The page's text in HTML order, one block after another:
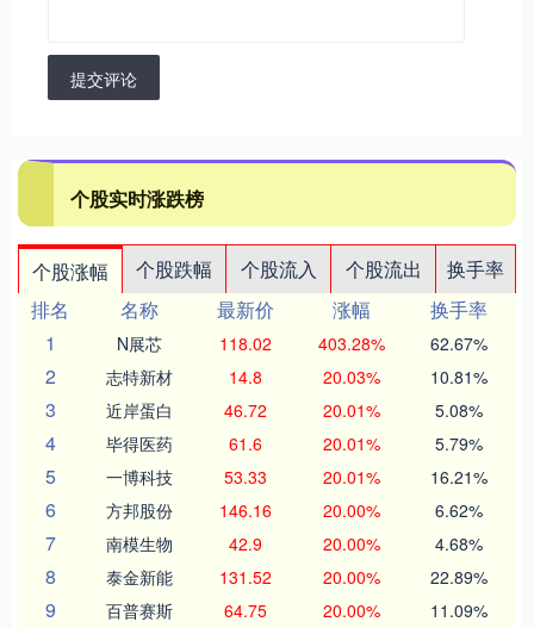
提交评论
个股实时涨跌榜
个股涨幅 个股跌幅 个股流入 个股流出
换手率
排名
名称 最新价 涨幅
换手率
1
N展芯 118.02 403.28% 62.67%
2 志特新材 14.8 20.03% 10.81%
3 近岸蛋白 46.72 20.01% 5.08%
4 毕得医药 61.6 20.01% 5.79%
5 一博科技 53.33 20.01% 16.21%
6 方邦股份 146.16 20.00% 6.62%
7 南模生物 42.9 20.00% 4.68%
8 泰金新能 131.52 20.00% 22.89%
9 百普赛斯 64.75 20.00% 11.09%